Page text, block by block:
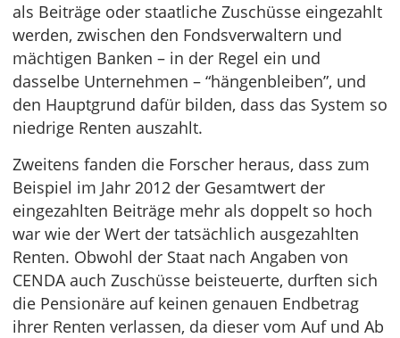
als Beiträge oder staatliche Zuschüsse eingezahlt
werden, zwischen den Fondsverwaltern und
mächtigen Banken – in der Regel ein und
dasselbe Unternehmen – “hängenbleiben”, und
den Hauptgrund dafür bilden, dass das System so
niedrige Renten auszahlt.
Zweitens fanden die Forscher heraus, dass zum
Beispiel im Jahr 2012 der Gesamtwert der
eingezahlten Beiträge mehr als doppelt so hoch
war wie der Wert der tatsächlich ausgezahlten
Renten. Obwohl der Staat nach Angaben von
CENDA auch Zuschüsse beisteuerte, durften sich
die Pensionäre auf keinen genauen Endbetrag
ihrer Renten verlassen, da dieser vom Auf und Ab